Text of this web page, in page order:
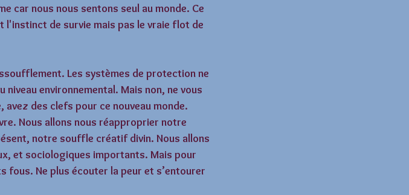
car nous nous sentons seul au monde. Ce
l'instinct de survie mais pas le vraie flot de
Les systèmes de protection ne
environnemental. Mais non, ne vous
des clefs pour ce nouveau monde.
Nous allons nous réapproprier notre
notre souffle créatif divin. Nous allons
et sociologiques importants. Mais pour
fous. Ne plus écouter la peur et s’entourer